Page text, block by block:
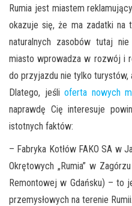
Rumia jest miastem
okazuje się, że ma zadatki na
naturalnych zasobów tutaj
miasto wprowadza w rozwój i
do przyjazdu nie tylko turystów,
Dlatego, jeślioferta nowych
naprawdę Cię interesuje
istotnych faktów:
– Fabryka Kotłów FAKO SA w
Okrętowych „Rumia” w
Remontowej w Gdańsku) – to
przemysłowych na terenie Rumii.